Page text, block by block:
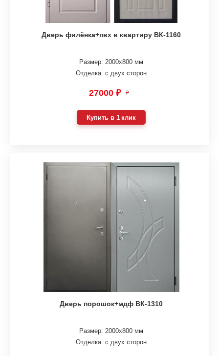
Дверь филёнка+пвх в квартиру ВК-1160
Размер: 2000х800 мм
Отделка: с двух сторон
27000 ₽ ₽
Купить в 1 клик
Дверь порошок+мдф ВК-1310
Размер: 2000х800 мм
Отделка: с двух сторон